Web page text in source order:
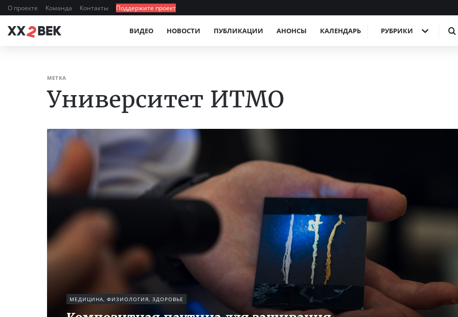
О проекте Команда Контакты Поддержите проект
ВИДЕО НОВОСТИ ПУБЛИКАЦИИ АНОНСЫ КАЛЕНДАРЬ РУБРИКИ
МЕТКА
Университет ИТМО
МЕДИЦИНА, ФИЗИОЛОГИЯ, ЗДОРОВЬЕ